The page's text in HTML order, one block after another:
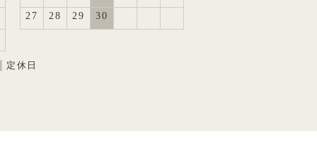
27 28 29 30
定休日